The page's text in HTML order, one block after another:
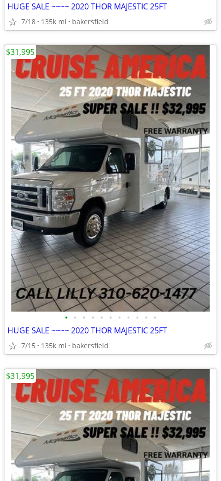
HUGE SALE ~~~~ 2020 THOR MAJESTIC 25FT
7/18 135k mi bakersfield
• • • • • • • • • • •
HUGE SALE ~~~~ 2020 THOR MAJESTIC 25FT
7/15 135k mi bakersfield
$31,995
$31,995